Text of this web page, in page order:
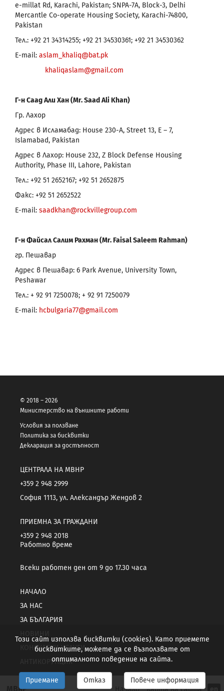
МВнР Начало Карта на сайта
e-millat Rd, Karachi, Pakistan; SNPA-7A, Block-3, Delhi
Mercantle Co-operate Housing Society, Karachi-74800,
Pakistan
Тел.: +92 21 34314255; +92 21 34530361; +92 21 34530362
E-mail: aslam_khaliq@bat.pk
khaliqaslam@gmail.com
Г-н Саад Али Хан (Mr. Saad Ali Khan)
Гр. Лахор
Адрес в Исламабад: House 230-A, Street 13, E – 7,
Islamabad, Pakistan
Адрес в Лахор: House 232, Z Block Defense Housing
Authority, Phase III, Lahore, Pakistan
Тел.: +92 51 2652167; +92 51 2652875
Факс: +92 51 2652522
E-mail: saadkhan@rockvillegroup.com
Г-н Файсал Салим Рахман (Mr. Faisal Saleem Rahman)
гр. Пешавар
Адрес в Пешавар: 6 Park Avenue, University Town,
Peshawar
Тел.: + 92 91 7250078; + 92 91 7250079
Е-mail: hcbulgaria77@gmail.com
© 2018 – 2026
Министерство на външните работи
Условия за ползване
Политика за бисквитки
Декларация за достъпност
ЦЕНТРАЛА НА МВНР
+359 2 948 2999
София 1113, ул. Александър Жендов 2
ПРИЕМНА ЗА ГРАЖДАНИ
+359 2 948 2018
Работно време
Всеки работен ден от 9 до 17.30 часа
НАЧАЛО
ЗА НАС
ЗА БЪЛГАРИЯ
КОНСУЛСКИ УСЛУГИ
АНТИКОРУПЦИЯ
Този сайт използва бисквитки (cookies). Като приемете
бисквитките, можете да се възползвате от
оптималното поведение на сайта.
Приемане Отказ Повече информация